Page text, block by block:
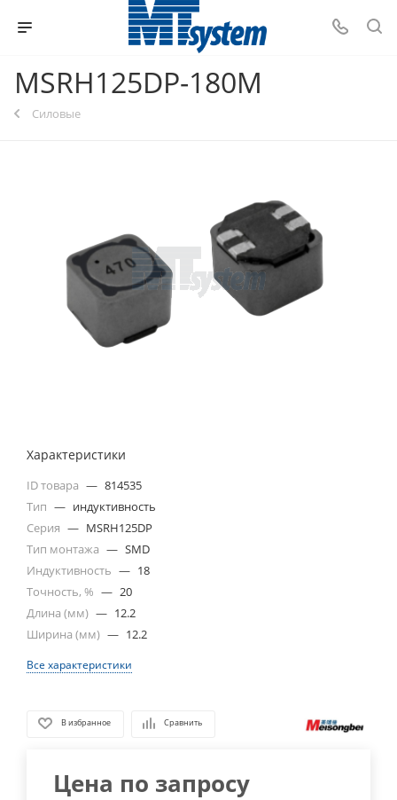
MSRH125DP-180M
Силовые
Характеристики
ID товара — 814535
Тип — индуктивность
Серия — MSRH125DP
Тип монтажа — SMD
Индуктивность — 18
Точность, % — 20
Длина (мм) — 12.2
Ширина (мм) — 12.2
Все характеристики
В избранное Сравнить
Цена по запросу